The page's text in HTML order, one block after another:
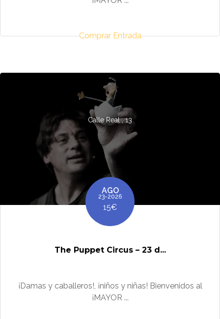
Calle Real , 13
AGO
23-2026
15€
The Puppet Circus – 23 d...
¡Damas y caballeros!, ¡niños y niñas! Bienvenidos al
¡MAYOR ...
Comprar Entrada